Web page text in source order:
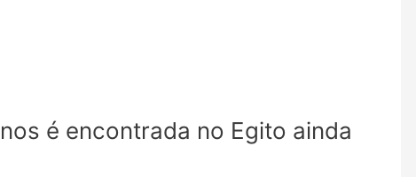
é encontrada no Egito ainda